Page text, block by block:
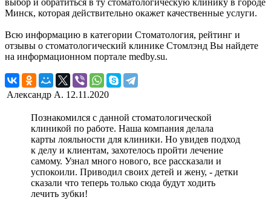
выбор и обратиться в ту стоматологическую клинику в городе
Минск, которая действительно окажет качественные услуги.
Всю информацию в категории Стоматология, рейтинг и
отзывы о стоматологический клинике Стомлэнд Вы найдете
на информационном портале medby.su.
Александр А. 12.11.2020
Познакомился с данной стоматологической
клиникой по работе. Наша компания делала
карты лояльности для клиники. Но увидев подход
к делу и клиентам, захотелось пройти лечение
самому. Узнал много нового, все рассказали и
успокоили. Приводил своих детей и жену, - детки
сказали что теперь только сюда будут ходить
лечить зубки!